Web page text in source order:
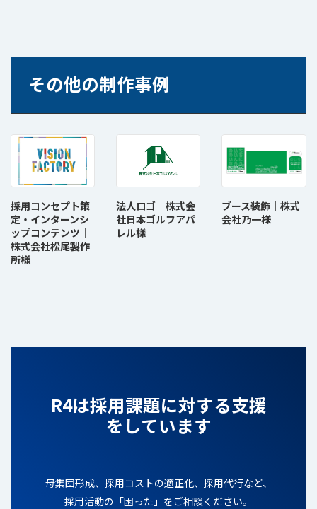
その他の制作事例
採用コンセプト策
定・インターンシ
ップコンテンツ｜
株式会社松尾製作
所様
法人ロゴ｜株式会
社日本ゴルフアパ
レル様
ブース装飾｜株式
会社乃一様
R4は採用課題に対する支援
をしています
母集団形成、採用コストの適正化、採用代行など、
採用活動の「困った」をご相談ください。